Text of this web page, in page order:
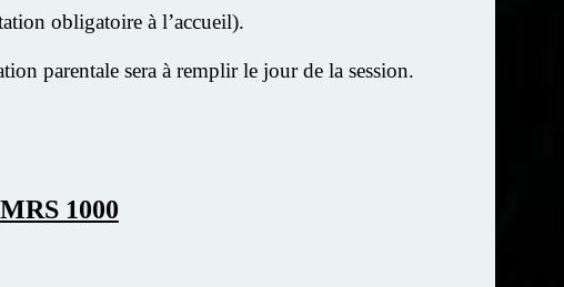
obligatoire à l’accueil).
parentale sera à remplir le jour de la session.
1000